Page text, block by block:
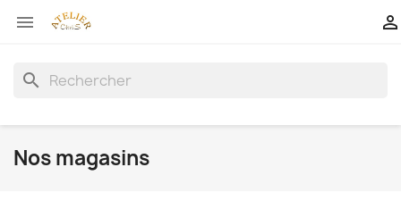
 
search
Nos magasins